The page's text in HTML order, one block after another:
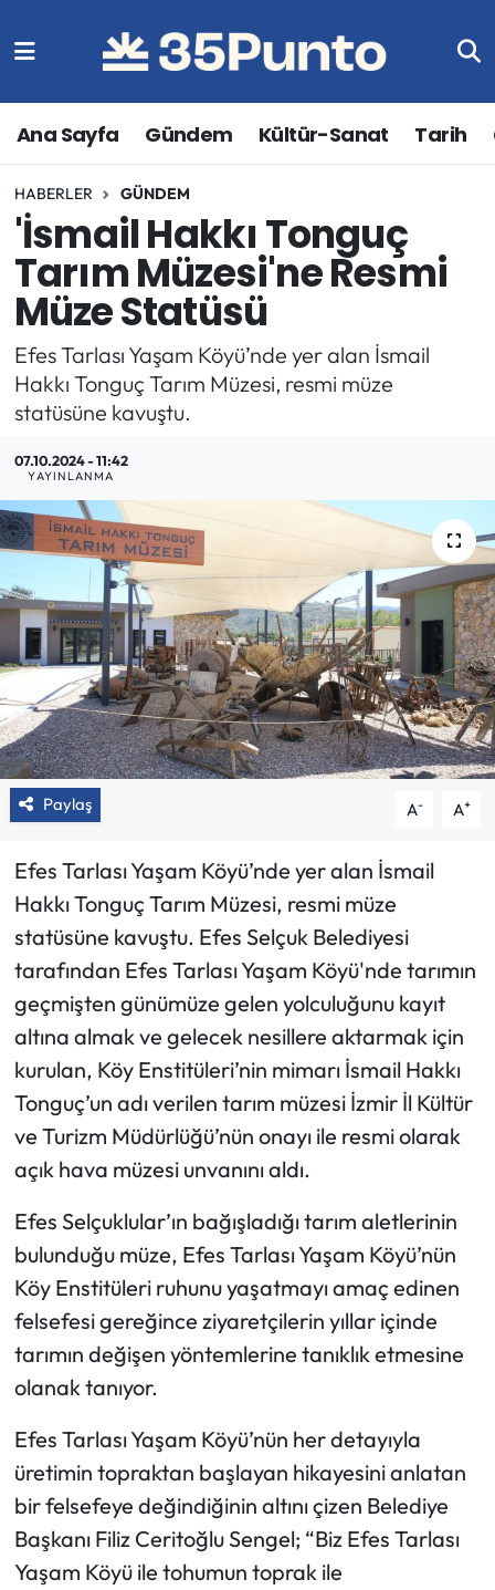
Ana Sayfa Gündem Kültür-Sanat Tarih
HABERLER GÜNDEM
'İsmail Hakkı Tonguç
Tarım Müzesi'ne Resmi
Müze Statüsü
Efes Tarlası Yaşam Köyü’nde yer alan İsmail
Hakkı Tonguç Tarım Müzesi, resmi müze
statüsüne kavuştu.
07.10.2024 - 11:42
YAYINLANMA
Paylaş A- A+
Efes Tarlası Yaşam Köyü’nde yer alan İsmail
Hakkı Tonguç Tarım Müzesi, resmi müze
statüsüne kavuştu. Efes Selçuk Belediyesi
tarafından Efes Tarlası Yaşam Köyü'nde tarımın
geçmişten günümüze gelen yolculuğunu kayıt
altına almak ve gelecek nesillere aktarmak için
kurulan, Köy Enstitüleri’nin mimarı İsmail Hakkı
Tonguç’un adı verilen tarım müzesi İzmir İl Kültür
ve Turizm Müdürlüğü’nün onayı ile resmi olarak
açık hava müzesi unvanını aldı.
Efes Selçuklular’ın bağışladığı tarım aletlerinin
bulunduğu müze, Efes Tarlası Yaşam Köyü’nün
Köy Enstitüleri ruhunu yaşatmayı amaç edinen
felsefesi gereğince ziyaretçilerin yıllar içinde
tarımın değişen yöntemlerine tanıklık etmesine
olanak tanıyor.
Efes Tarlası Yaşam Köyü’nün her detayıyla
üretimin topraktan başlayan hikayesini anlatan
bir felsefeye değindiğinin altını çizen Belediye
Başkanı Filiz Ceritoğlu Sengel; “Biz Efes Tarlası
Yaşam Köyü ile tohumun toprak ile